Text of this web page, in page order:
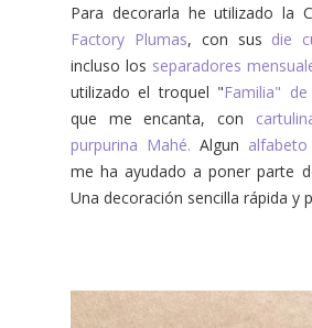
Para decorarla he utilizado la
Factory Plumas, con sus die
incluso los separadores
utilizado el troquel "Familia"
que me encanta, con
purpurina Mahé. Algun alfabeto
me ha ayudado a poner parte
Una decoración sencilla rápida y